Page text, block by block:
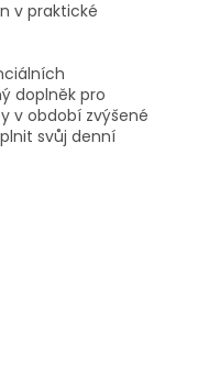
v praktické
doplněk pro
v období zvýšené
svůj denní